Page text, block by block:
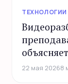
ТЕХНОЛОГИИ
22 мая 20268